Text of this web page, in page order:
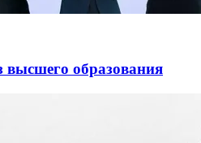
образования